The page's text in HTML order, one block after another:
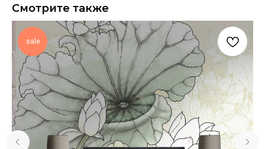
Смотрите также
sale